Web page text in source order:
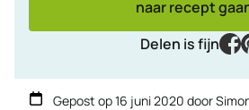
naar recept
Delen is fijn
Gepost op16 juni 2020 door